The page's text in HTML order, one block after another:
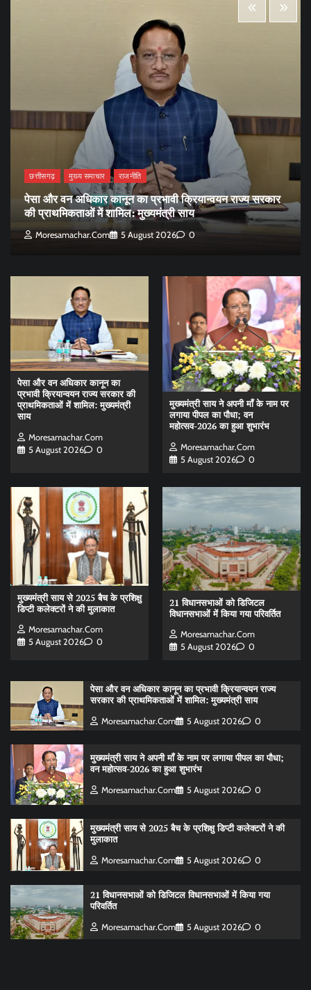
छत्तीसगढ़ मुख्य समाचार राजनीति
पेसा और वन अधिकार कानून का प्रभावी क्रियान्वयन राज्य सरकार
की प्राथमिकताओं में शामिल: मुख्यमंत्री साय
Moresamachar.com 5 August 2026 0
पेसा और वन अधिकार कानून का
प्रभावी क्रियान्वयन राज्य सरकार की
प्राथमिकताओं में शामिल: मुख्यमंत्री
साय
Moresamachar.com
5 August 2026
0
मुख्यमंत्री साय ने अपनी माँ के नाम पर
लगाया पीपल का पौधा; वन
महोत्सव-2026 का हुआ शुभारंभ
Moresamachar.com
5 August 2026
0
मुख्यमंत्री साय से 2025 बैच के प्रशिक्षु
डिप्टी कलेक्टरों ने की मुलाकात
Moresamachar.com
5 August 2026
0
21 विधानसभाओं को डिजिटल
विधानसभाओं में किया गया परिवर्तित
Moresamachar.com
5 August 2026
0
पेसा और वन अधिकार कानून का प्रभावी क्रियान्वयन राज्य
सरकार की प्राथमिकताओं में शामिल: मुख्यमंत्री साय
Moresamachar.com 5 August 2026 0
मुख्यमंत्री साय ने अपनी माँ के नाम पर लगाया पीपल का पौधा;
वन महोत्सव-2026 का हुआ शुभारंभ
Moresamachar.com 5 August 2026 0
मुख्यमंत्री साय से 2025 बैच के प्रशिक्षु डिप्टी कलेक्टरों ने की
मुलाकात
Moresamachar.com 5 August 2026 0
21 विधानसभाओं को डिजिटल विधानसभाओं में किया गया
परिवर्तित
Moresamachar.com 5 August 2026 0